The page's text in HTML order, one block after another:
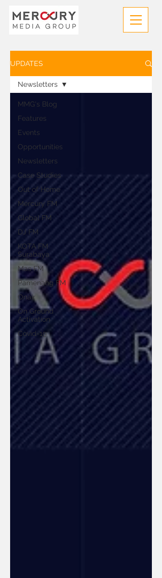
UPDATES
MMG's Blog
Features
Events
Opportunities
Newsletters
Case Studies
Out of Home
Mercury FM
Global FM
DJ FM
KOTA FM
Surabaya
Mas FM
Pamenang FM
Onair
On Ground
Activation
Covid-19
Newsletters